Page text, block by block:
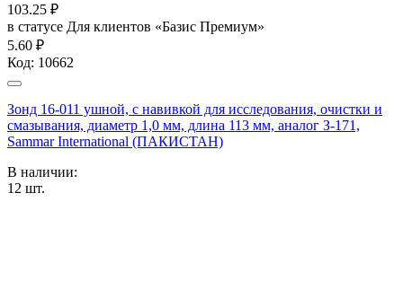
103.25 ₽
в статусе Для клиентов «Базис Премиум»
5.60 ₽
Код: 10662
Зонд 16-011 ушной, с навивкой для исследования, очистки и
смазывания, диаметр 1,0 мм, длина 113 мм, аналог З-171,
Sammar International (ПАКИСТАН)
В наличии:
12 шт.